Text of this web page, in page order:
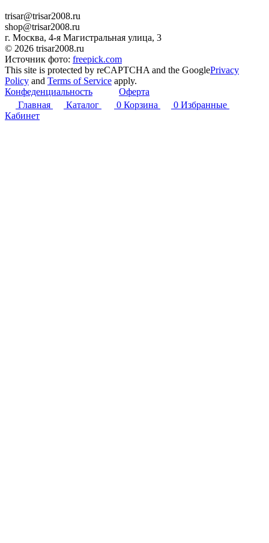
trisar@trisar2008.ru
shop@trisar2008.ru
г. Москва, 4-я Магистральная улица, 3
© 2026 trisar2008.ru
Источник фото: freepick.com
This site is protected by reCAPTCHA and the GooglePrivacy
Policy and Terms of Service apply.
Конфеденциальность
Оферта
Главная
Каталог 0 Корзина 0 Избранные
Кабинет